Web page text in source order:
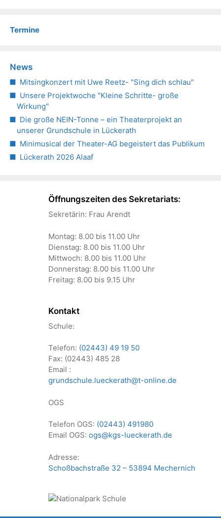
Termine
News
Mitsingkonzert mit Uwe Reetz- "Sing dich schlau"
Unsere Projektwoche "Kleine Schritte- große
Wirkung"
Die große NEIN-Tonne – ein Theaterprojekt an
unserer Grundschule in Lückerath
Minimusical der Theater-AG begeistert das Publikum
Lückerath 2026 Alaaf
Öffnungszeiten des Sekretariats:
Sekretärin: Frau Arendt
Montag: 8.00 bis 11.00 Uhr
Dienstag: 8.00 bis 11.00 Uhr
Mittwoch: 8.00 bis 11.00 Uhr
Donnerstag: 8.00 bis 11.00 Uhr
Freitag: 8.00 bis 9.15 Uhr
Kontakt
Schule:
Telefon: (02443) 49 19 50
Fax: (02443) 485 28
Email :
grundschule.lueckerath@t-online.de
OGS
Telefon OGS: (02443) 491980
Email OGS: ogs@kgs-lueckerath.de
Adresse:
Schoßbachstraße 32 – 53894 Mechernich